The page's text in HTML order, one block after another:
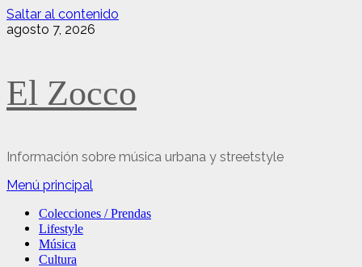
Saltar al contenido
agosto 7, 2026
El Zocco
Información sobre música urbana y streetstyle
Menú principal
Colecciones / Prendas
Lifestyle
Música
Cultura